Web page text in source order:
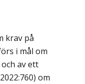
krav på
i mål om
av ett
om